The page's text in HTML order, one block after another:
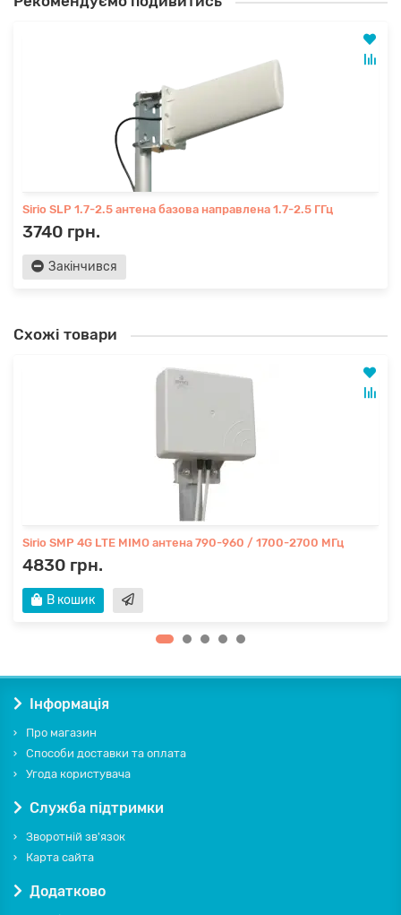
Sirio SLP 1.7-2.5 антена базова направлена 1.7-2.5 ГГц
3740 грн.
Закінчився
Схожі товари
Sirio SMP 4G LTE MIMO антена 790-960 / 1700-2700 МГц
4830 грн.
В кошик
Інформація
Про магазин
Способи доставки та оплата
Угода користувача
Служба підтримки
Зворотній зв'язок
Карта сайта
Додатково